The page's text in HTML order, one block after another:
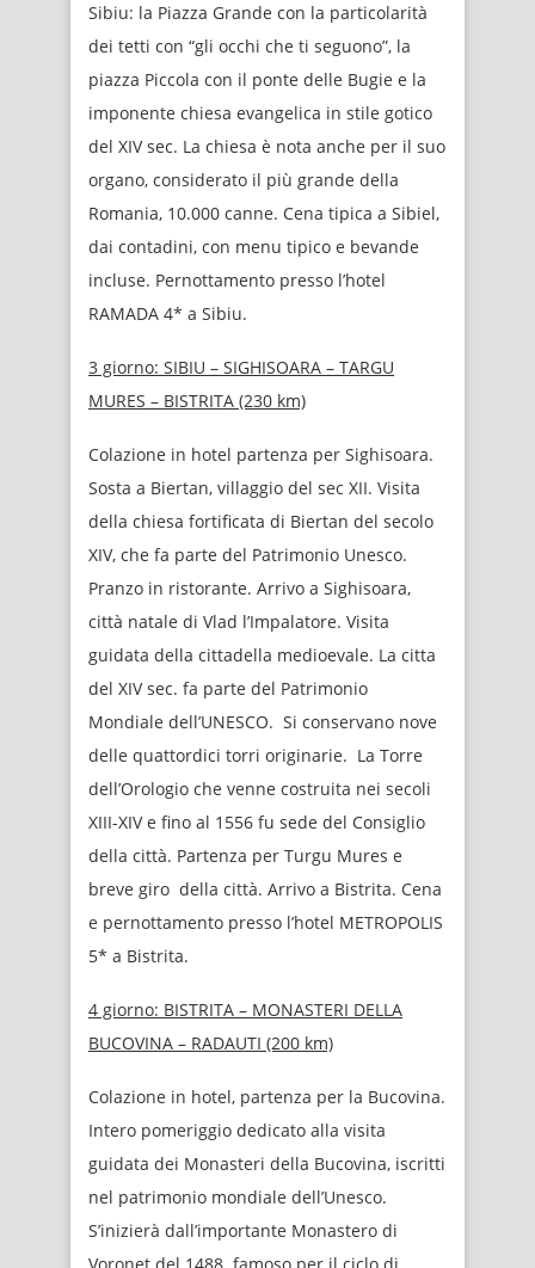
Sibiu: la Piazza Grande con la particolarità
dei tetti con “gli occhi che ti seguono”, la
piazza Piccola con il ponte delle Bugie e la
imponente chiesa evangelica in stile gotico
del XIV sec. La chiesa è nota anche per il suo
organo, considerato il più grande della
Romania, 10.000 canne. Cena tipica a Sibiel,
dai contadini, con menu tipico e bevande
incluse. Pernottamento presso l’hotel
RAMADA 4* a Sibiu.
3 giorno: SIBIU – SIGHISOARA – TARGU
MURES – BISTRITA (230 km)
Colazione in hotel partenza per Sighisoara.
Sosta a Biertan, villaggio del sec XII. Visita
della chiesa fortificata di Biertan del secolo
XIV, che fa parte del Patrimonio Unesco.
Pranzo in ristorante. Arrivo a Sighisoara,
città natale di Vlad l’Impalatore. Visita
guidata della cittadella medioevale. La citta
del XIV sec. fa parte del Patrimonio
Mondiale dell’UNESCO. Si conservano nove
delle quattordici torri originarie. La Torre
dell’Orologio che venne costruita nei secoli
XIII-XIV e fino al 1556 fu sede del Consiglio
della città. Partenza per Turgu Mures e
breve giro della città. Arrivo a Bistrita. Cena
e pernottamento presso l’hotel METROPOLIS
5* a Bistrita.
4 giorno: BISTRITA – MONASTERI DELLA
BUCOVINA – RADAUTI (200 km)
Colazione in hotel, partenza per la Bucovina.
Intero pomeriggio dedicato alla visita
guidata dei Monasteri della Bucovina, iscritti
nel patrimonio mondiale dell’Unesco.
S’inizierà dall’importante Monastero di